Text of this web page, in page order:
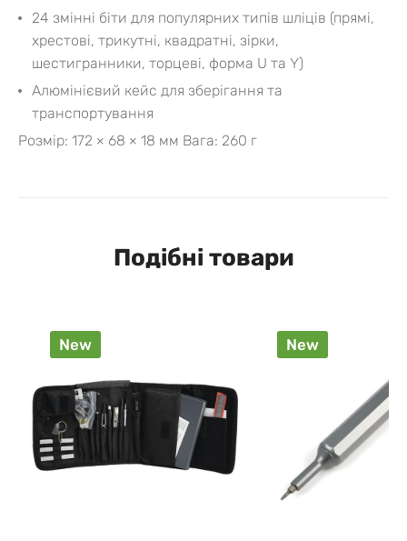
24 змінні біти для популярних типів шліців (прямі,
хрестові, трикутні, квадратні, зірки,
шестигранники, торцеві, форма U та Y)
Алюмінієвий кейс для зберігання та
транспортування
Розмір: 172 × 68 × 18 мм Вага: 260 г
Подібні товари
New New